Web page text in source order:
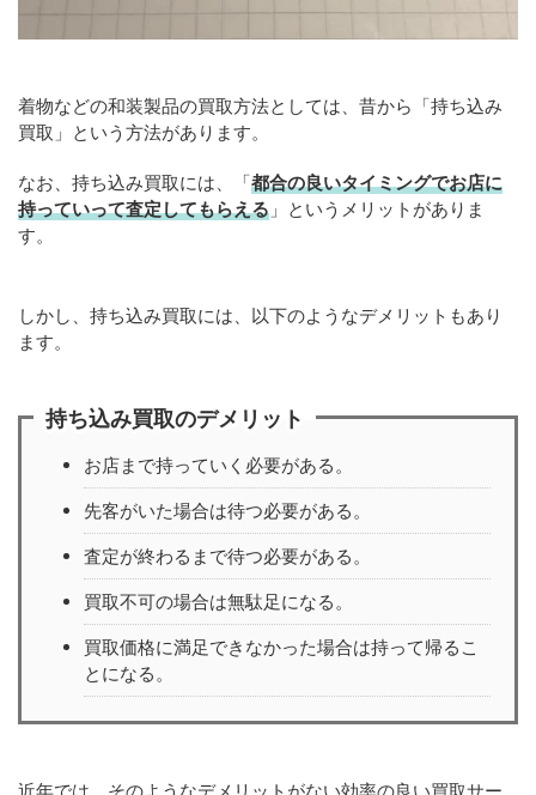
着物などの和装製品の買取方法としては、昔から「持ち込み
買取」という方法があります。
なお、持ち込み買取には、「都合の良いタイミングでお店に
持っていって査定してもらえる 」というメリットがありま
す。
しかし、持ち込み買取には、以下のようなデメリットもあり
ます。
持ち込み買取のデメリット
お店まで持っていく必要がある。
先客がいた場合は待つ必要がある。
査定が終わるまで待つ必要がある。
買取不可の場合は無駄足になる。
買取価格に満足できなかった場合は持って帰るこ
とになる。